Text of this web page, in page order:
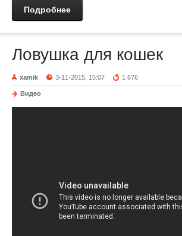
Подробнее
Ловушка для кошек
xamik 3-11-2015, 15:07 1 676
Видео